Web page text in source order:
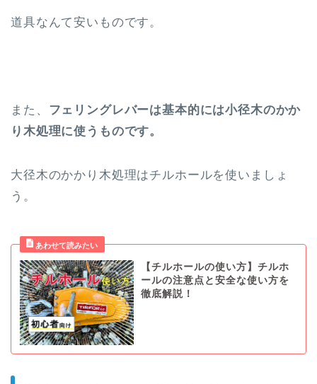
道具なんて安いものです。
また、 フェリングレバーは基本的には小径木のかか
り木処理に使うものです。
大径木のかかり木処理はチルホールを使いましょ
う。
【チルホールの使い方】チルホ
ールの注意点と安全な使い方を
徹底解説！